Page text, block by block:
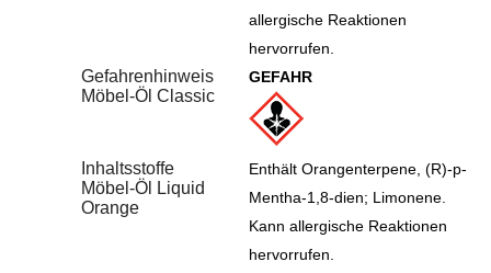
allergische Reaktionen
hervorrufen.
Gefahrenhinweis
Möbel-Öl Classic
GEFAHR
Inhaltsstoffe
Möbel-Öl Liquid
Orange
Enthält Orangenterpene, (R)-p-
Mentha-1,8-dien; Limonene.
Kann allergische Reaktionen
hervorrufen.